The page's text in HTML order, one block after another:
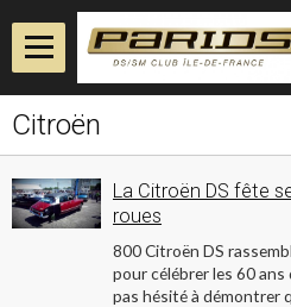
Accueil
Album
Citroën
La Citroën DS fête
roues
800 Citroën DS
pour célébrer les 60
pas hésité à démontrer